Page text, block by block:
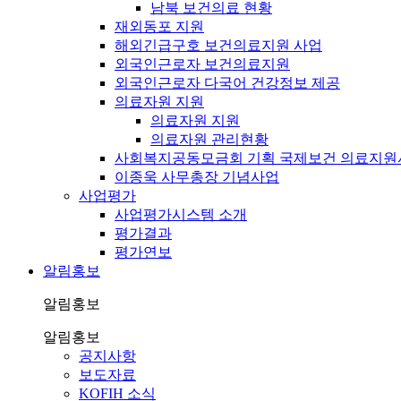
남북 보건의료 현황
재외동포 지원
해외긴급구호 보건의료지원 사업
외국인근로자 보건의료지원
외국인근로자 다국어 건강정보 제공
의료자원 지원
의료자원 지원
의료자원 관리현황
사회복지공동모금회 기획 국제보건 의료지원
이종욱 사무총장 기념사업
사업평가
사업평가시스템 소개
평가결과
평가연보
알림홍보
알림홍보
알림홍보
공지사항
보도자료
KOFIH 소식